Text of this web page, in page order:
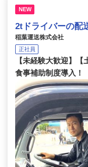
NEW
2tドライバーの配
稲葉運送株式会社
正社員
【未経験大歓迎】
食事補助制度導入！